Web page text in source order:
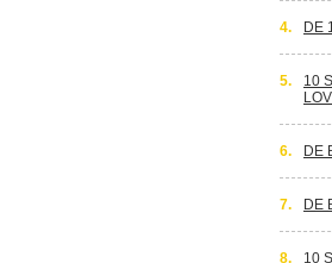
4. DE
5.
10
6. DE
7. DE
8. 10